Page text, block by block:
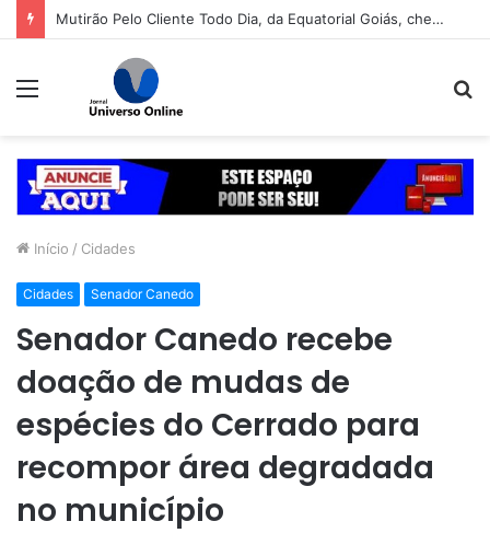
Mutirão Pelo Cliente Todo Dia, da Equatorial Goiás, chega a Goiânia na próxima segunda-feira (10)
Menu
Início / Cidades
Cidades Senador Canedo
Senador Canedo recebe
doação de mudas de
espécies do Cerrado para
recompor área degradada
no município